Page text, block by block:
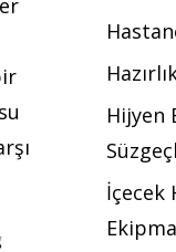
Hijyen
İçecek